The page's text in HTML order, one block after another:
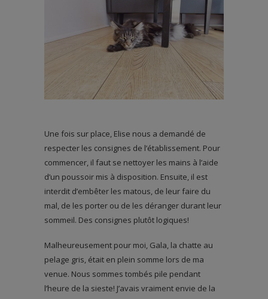
Une fois sur place, Elise nous a demandé de
respecter les consignes de l’établissement. Pour
commencer, il faut se nettoyer les mains à l’aide
d’un poussoir mis à disposition. Ensuite, il est
interdit d’embêter les matous, de leur faire du
mal, de les porter ou de les déranger durant leur
sommeil. Des consignes plutôt logiques!
Malheureusement pour moi, Gala, la chatte au
pelage gris, était en plein somme lors de ma
venue. Nous sommes tombés pile pendant
l’heure de la sieste! J’avais vraiment envie de la